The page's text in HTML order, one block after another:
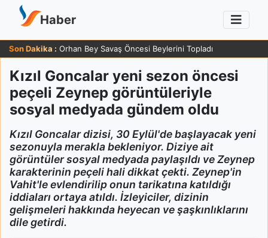
Haber
Son Dakika : Orhan Bey Savaş Öncesi Beylerini Topladı
Kızıl Goncalar yeni sezon öncesi
peçeli Zeynep görüntüleriyle
sosyal medyada gündem oldu
Kızıl Goncalar dizisi, 30 Eylül'de başlayacak yeni
sezonuyla merakla bekleniyor. Diziye ait
görüntüler sosyal medyada paylaşıldı ve Zeynep
karakterinin peçeli hali dikkat çekti. Zeynep'in
Vahit'le evlendirilip onun tarikatına katıldığı
iddiaları ortaya atıldı. İzleyiciler, dizinin
gelişmeleri hakkında heyecan ve şaşkınlıklarını
dile getirdi.